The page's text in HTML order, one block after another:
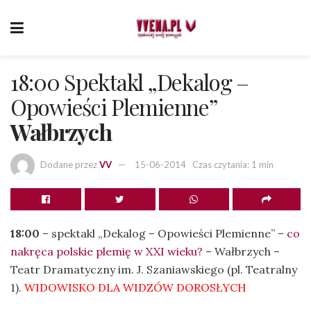
18:00 Spektakl „Dekalog –
Opowieści Plemienne”
Wałbrzych
Dodane przezVV 15-06-2014 Czas czytania: 1 min
18:00 – spektakl „Dekalog – Opowieści Plemienne” – co
nakręca polskie plemię w XXI wieku? – Wałbrzych –
Teatr Dramatyczny im. J. Szaniawskiego (pl. Teatralny
1). WIDOWISKO DLA WIDZÓW DOROSŁYCH